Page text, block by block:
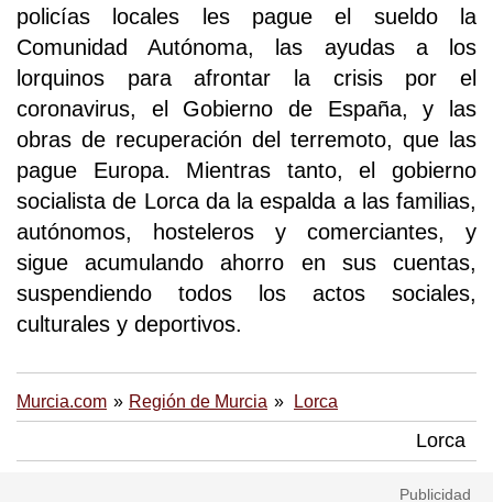
policías locales les pague el sueldo la
Comunidad Autónoma, las ayudas a los
lorquinos para afrontar la crisis por el
coronavirus, el Gobierno de España, y las
obras de recuperación del terremoto, que las
pague Europa. Mientras tanto, el gobierno
socialista de Lorca da la espalda a las familias,
autónomos, hosteleros y comerciantes, y
sigue acumulando ahorro en sus cuentas,
suspendiendo todos los actos sociales,
culturales y deportivos.
Murcia.com Región de Murcia Lorca
Lorca